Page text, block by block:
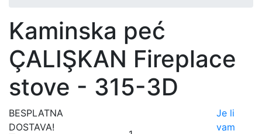
Kaminska peć
ÇALIŞKAN Fireplace
stove - 315-3D
BESPLATNA
DOSTAVA!
Je li
vam